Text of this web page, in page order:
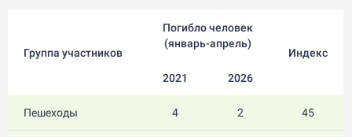
Группа участников
Погибло человек
(январь-апрель)
Индекс
2021
2026
Пешеходы 4 2 45